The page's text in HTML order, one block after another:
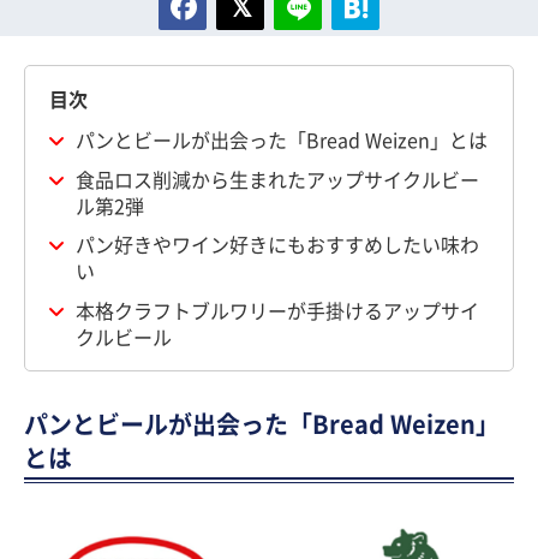
目次
パンとビールが出会った「Bread Weizen」とは
食品ロス削減から生まれたアップサイクルビー
ル第2弾
パン好きやワイン好きにもおすすめしたい味わ
い
本格クラフトブルワリーが手掛けるアップサイ
クルビール
パンとビールが出会った「Bread Weizen」
とは